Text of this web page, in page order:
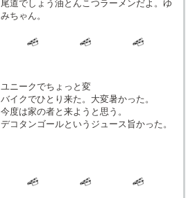
尾道でしょう油とんこつラーメンだよ。ゆ
みちゃん。
ユニークでちょっと変
バイクでひとり来た。大変暑かった。
今度は家の者と来ようと思う。
デコタンゴールというジュース旨かった。